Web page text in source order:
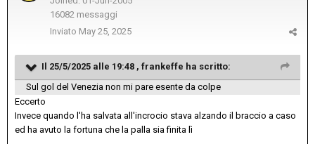
16082 messaggi
Inviato May 25, 2025
Il 25/5/2025 alle 19:48 , frankeffe ha scritto:
Sul gol del Venezia non mi pare esente da colpe
Eccerto
Invece quando l'ha salvata all'incrocio stava alzando il braccio a caso
ed ha avuto la fortuna che la palla sia finita lì